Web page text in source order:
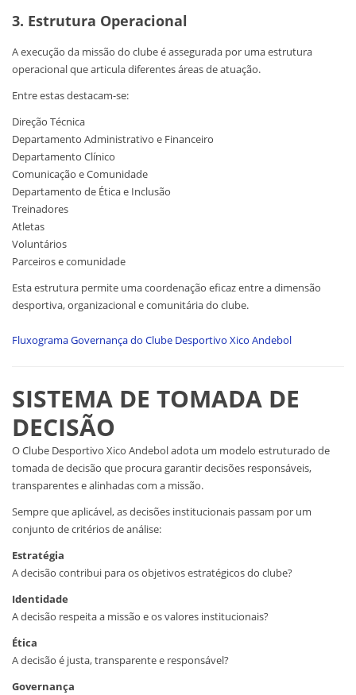
3. Estrutura Operacional
A execução da missão do clube é assegurada por uma estrutura
operacional que articula diferentes áreas de atuação.
Entre estas destacam-se:
Direção Técnica
Departamento Administrativo e Financeiro
Departamento Clínico
Comunicação e Comunidade
Departamento de Ética e Inclusão
Treinadores
Atletas
Voluntários
Parceiros e comunidade
Esta estrutura permite uma coordenação eficaz entre a dimensão
desportiva, organizacional e comunitária do clube.
Fluxograma Governança do Clube Desportivo Xico Andebol
SISTEMA DE TOMADA DE
DECISÃO
O Clube Desportivo Xico Andebol adota um modelo estruturado de
tomada de decisão que procura garantir decisões responsáveis,
transparentes e alinhadas com a missão.
Sempre que aplicável, as decisões institucionais passam por um
conjunto de critérios de análise:
Estratégia
A decisão contribui para os objetivos estratégicos do clube?
Identidade
A decisão respeita a missão e os valores institucionais?
Ética
A decisão é justa, transparente e responsável?
Governança